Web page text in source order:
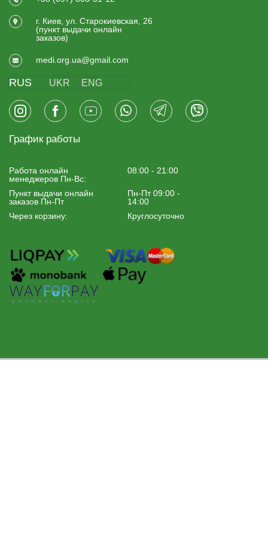
г. Киев, ул. Старокиевская, 26
(пункт выдачи онлайн
заказов)
medi.org.ua@gmail.com
RUS UKR ENG
График работы
Работа онлайн
менеджеров Пн-Вс:
08:00 - 21:00
Пункт выдачи онлайн
заказов Пн-Пт
Пн-Пт 09:00 -
14:00
Через корзину:
Круглосуточно